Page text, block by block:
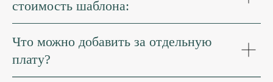
стоимость шаблона:
Что можно добавить за отдельную
плату?